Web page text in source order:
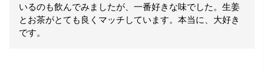
いるのも飲んでみましたが、一番好きな味でした。生姜
とお茶がとても良くマッチしています。本当に、大好き